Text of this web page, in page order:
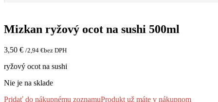
Mizkan ryžový ocot na sushi 500ml
3,50 € /2,94 €bez DPH
ryžový ocot na sushi
Nie je na sklade
Pridať do nákupnému zoznamuProdukt už máte v nákupnom